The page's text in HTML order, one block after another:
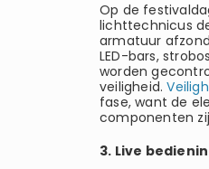
Op de
lichttechnicus
armatuur
LED-bars,
worden
veiligheid.
fase, want de
componenten
3. Live